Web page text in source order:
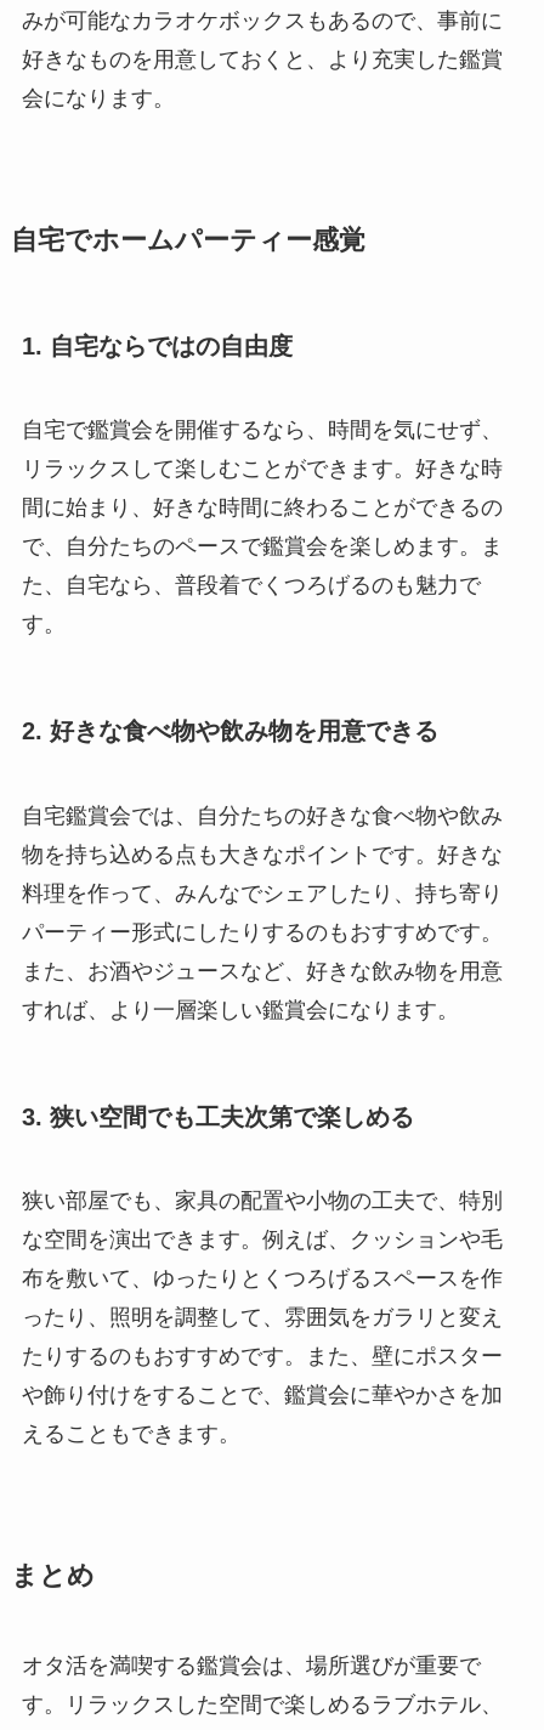
みが可能なカラオケボックスもあるので、事前に
好きなものを用意しておくと、より充実した鑑賞
会になります。
自宅でホームパーティー感覚
1. 自宅ならではの自由度
自宅で鑑賞会を開催するなら、時間を気にせず、
リラックスして楽しむことができます。好きな時
間に始まり、好きな時間に終わることができるの
で、自分たちのペースで鑑賞会を楽しめます。ま
た、自宅なら、普段着でくつろげるのも魅力で
す。
2. 好きな食べ物や飲み物を用意できる
自宅鑑賞会では、自分たちの好きな食べ物や飲み
物を持ち込める点も大きなポイントです。好きな
料理を作って、みんなでシェアしたり、持ち寄り
パーティー形式にしたりするのもおすすめです。
また、お酒やジュースなど、好きな飲み物を用意
すれば、より一層楽しい鑑賞会になります。
3. 狭い空間でも工夫次第で楽しめる
狭い部屋でも、家具の配置や小物の工夫で、特別
な空間を演出できます。例えば、クッションや毛
布を敷いて、ゆったりとくつろげるスペースを作
ったり、照明を調整して、雰囲気をガラリと変え
たりするのもおすすめです。また、壁にポスター
や飾り付けをすることで、鑑賞会に華やかさを加
えることもできます。
まとめ
オタ活を満喫する鑑賞会は、場所選びが重要で
す。リラックスした空間で楽しめるラブホテル、